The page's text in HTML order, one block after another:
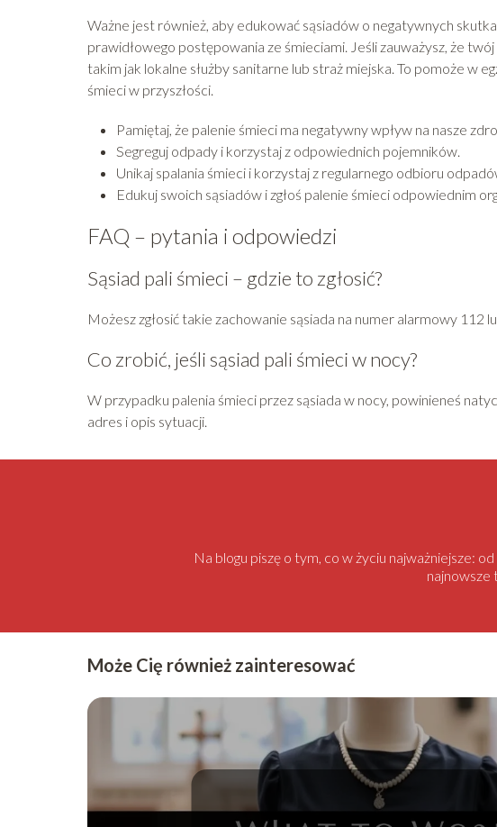
Ważne jest również, aby edukować sąsiadów o negatywnych
prawidłowego postępowania ze śmieciami. Jeśli zauważysz, że
takim jak lokalne służby sanitarne lub straż miejska. To pomoże w
śmieci w przyszłości.
Pamiętaj, że palenie śmieci ma negatywny wpływ na nasze
Segreguj odpady i korzystaj z odpowiednich pojemników.
Unikaj spalania śmieci i korzystaj z regularnego odbioru
Edukuj swoich sąsiadów i zgłoś palenie śmieci odpowiednim
FAQ – pytania i odpowiedzi
Sąsiad pali śmieci – gdzie to zgłosić?
Możesz zgłosić takie zachowanie sąsiada na numer alarmowy 112
Co zrobić, jeśli sąsiad pali śmieci w nocy?
W przypadku palenia śmieci przez sąsiada w nocy, powinieneś
adres i opis sytuacji.
Na blogu piszę o tym, co w życiu najważniejsze:
najnowsze
Może Cię również zainteresować